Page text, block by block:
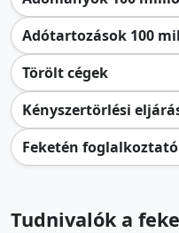
Adótartozások 100
Törölt cégek
Kényszertörlési
Feketén
Tudnivalók a